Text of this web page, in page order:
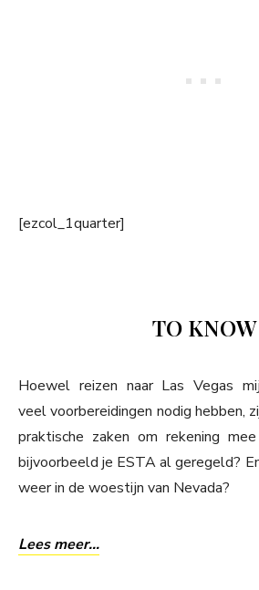
[ezcol_1quarter]
TO KNOW
Hoewel reizen naar Las Vegas
veel voorbereidingen nodig hebben,
praktische zaken om rekening
bijvoorbeeld je ESTA al geregeld?
weer in de woestijn van Nevada?
Lees meer…